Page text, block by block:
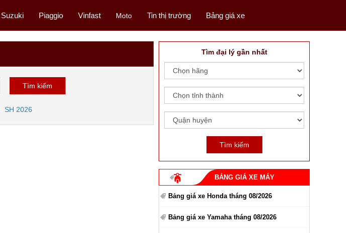
Suzuki Piaggio Vinfast Moto Tin thị trường Bảng giá xe
SH 2026
Tìm đại lý gần nhất
BẢNG GIÁ XE MÁY
Bảng giá xe Honda tháng 08/2026
Bảng giá xe Yamaha tháng 08/2026